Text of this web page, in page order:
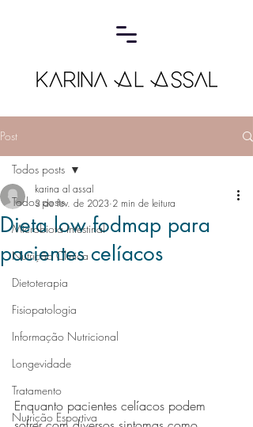
Post
Todos posts
Microbiota Intestinal
Nutrição Clínica
Dietoterapia
Fisiopatologia
Informação Nutricional
Longevidade
Tratamento
Nutrição Esportiva
Todos posts
Dieta low fodmap para
pacientes celíacos
karina al assal
3 de fev. de 2023 2 min de leitura
Enquanto pacientes celíacos podem